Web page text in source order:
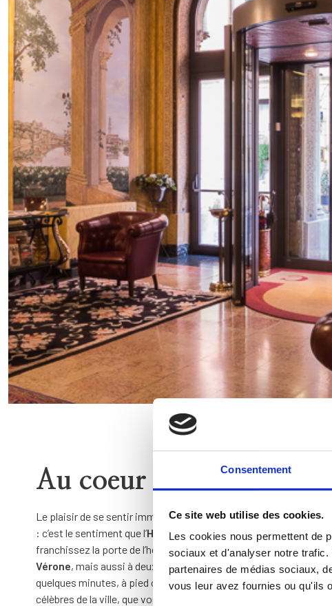
Consentement
Ce site web utilise des cookies.
Les cookies nous permettent de
sociaux et d'analyser notre
partenaires de médias sociaux,
vous leur avez fournies ou qu'ils
Au coeur de Vérone
Le plaisir de se sentir immédiatement partie intégrante de
: c’est le sentiment que l’Hôtel Colomba d’Orofait ressentir à
franchissez la porte de l’hôtel, vous êtes déjà à quelques mètres
Vérone, mais aussi à deux pas de Via Mazzini, la rue principale
quelques minutes, à pied ou à vélo, vous pourrez rejoindre tous
célèbres de la ville, que vous soyez intéressés aux l’aspects